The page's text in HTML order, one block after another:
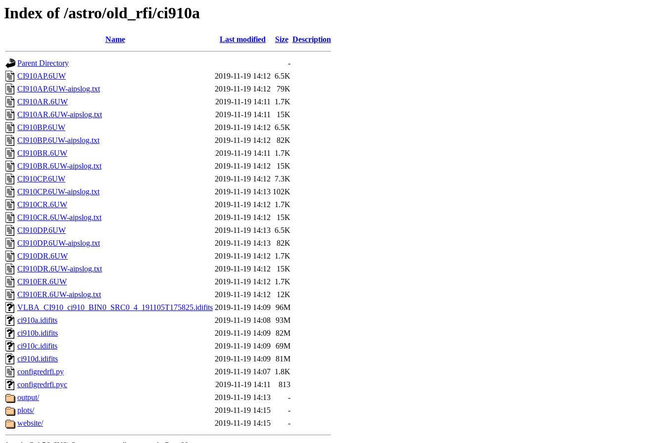
Index of /astro/old_rfi/ci910a
Name Last modified Size Description
Parent Directory
-
CI910AP.6UW
2019-11-19 14:12 6.5K
CI910AP.6UW-aipslog.txt
2019-11-19 14:12
79K
CI910AR.6UW
2019-11-19 14:11 1.7K
CI910AR.6UW-aipslog.txt
2019-11-19 14:11
15K
CI910BP.6UW
2019-11-19 14:12 6.5K
CI910BP.6UW-aipslog.txt
2019-11-19 14:12
82K
CI910BR.6UW
2019-11-19 14:11 1.7K
CI910BR.6UW-aipslog.txt
2019-11-19 14:12
15K
CI910CP.6UW
2019-11-19 14:12 7.3K
CI910CP.6UW-aipslog.txt
2019-11-19 14:13 102K
CI910CR.6UW
2019-11-19 14:12 1.7K
CI910CR.6UW-aipslog.txt
2019-11-19 14:12
15K
CI910DP.6UW
2019-11-19 14:13 6.5K
CI910DP.6UW-aipslog.txt
2019-11-19 14:13
82K
CI910DR.6UW
2019-11-19 14:12 1.7K
CI910DR.6UW-aipslog.txt
2019-11-19 14:12
15K
CI910ER.6UW
2019-11-19 14:12 1.7K
CI910ER.6UW-aipslog.txt
2019-11-19 14:12
12K
VLBA_CI910_ci910_BIN0_SRC0_4_191105T175825.idifits 2019-11-19 14:09 96M
ci910a.idifits
2019-11-19 14:08 93M
ci910b.idifits
2019-11-19 14:09 82M
ci910c.idifits
2019-11-19 14:09 69M
ci910d.idifits
2019-11-19 14:09 81M
configredrfi.py
2019-11-19 14:07 1.8K
configredrfi.pyc
2019-11-19 14:11
813
output/
2019-11-19 14:13
-
plots/
2019-11-19 14:15
-
website/
2019-11-19 14:15 -